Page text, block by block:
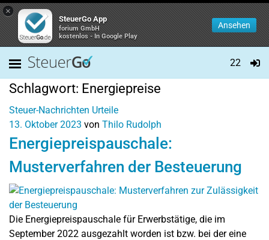
×
SteuerGo App
forium GmbH
kostenlos - In Google Play
Ansehen
22
Schlagwort: Energiepreise
Steuer-Nachrichten Urteile
13. Oktober 2023 von Thilo Rudolph
Energiepreispauschale:
Musterverfahren der Besteuerung
Die Energiepreispauschale für Erwerbstätige, die im
September 2022 ausgezahlt worden ist bzw. bei der eine